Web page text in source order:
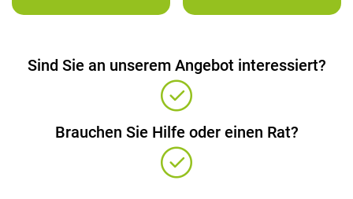
Sind Sie an unserem Angebot interessiert?
Brauchen Sie Hilfe oder einen Rat?